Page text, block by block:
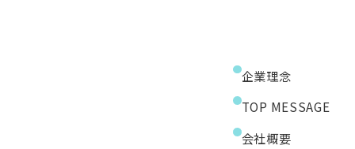
企業理念
TOP MESSAGE
会社概要